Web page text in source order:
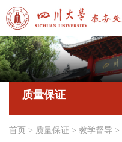
质量保证
首页 > 质量保证 > 教学督导 >